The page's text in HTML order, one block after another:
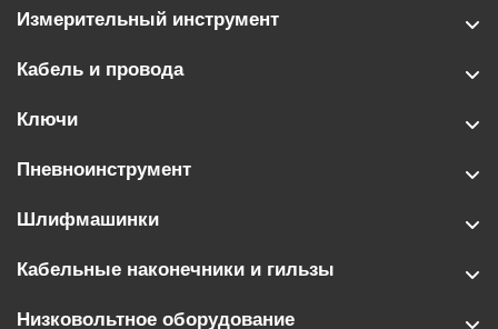
Измерительный инструмент
Кабель и провода
Ключи
Пневноинструмент
Шлифмашинки
Кабельные наконечники и гильзы
Низковольтное оборудование